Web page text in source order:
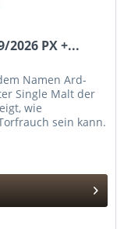
2026 PX +...
Namen Ard-
Single Malt der
wie
sein kann.